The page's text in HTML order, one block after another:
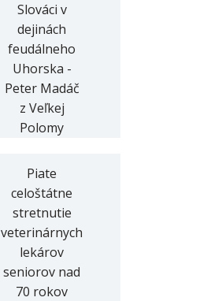
Slováci v
dejinách
feudálneho
Uhorska -
Peter Madáč
z Veľkej
Polomy
Piate
celoštátne
stretnutie
veterinárnych
lekárov
seniorov nad
70 rokov